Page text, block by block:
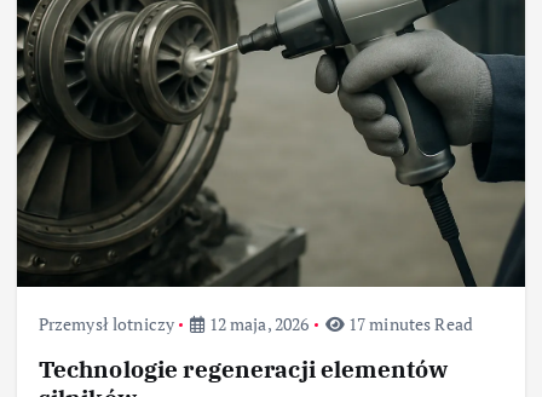
Przemysł lotniczy 12 maja, 2026 17 minutes Read
Technologie regeneracji elementów